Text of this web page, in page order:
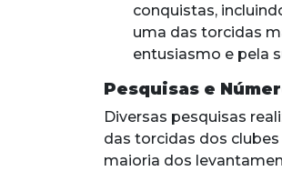
conquistas,
uma das torcidas
entusiasmo e pela
Pesquisas e
Diversas pesquisas
das torcidas dos
maioria dos